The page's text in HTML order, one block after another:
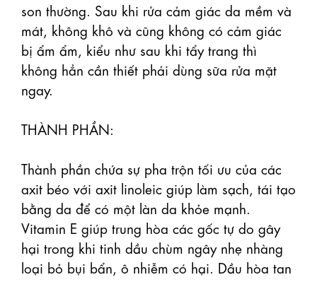
son thường. Sau khi rửa cảm giác da mềm và
mát, không khô và cũng không có cảm giác
bị ẩm ẩm, kiểu như sau khi tẩy trang thì
không hẳn cần thiết phải dùng sữa rửa mặt
ngay.
THÀNH PHẦN:
Thành phần chứa sự pha trộn tối ưu của các
axit béo với axit linoleic giúp làm sạch, tái tạo
bằng da để có một làn da khỏe mạnh.
Vitamin E giúp trung hòa các gốc tự do gây
hại trong khi tinh dầu chùm ngây nhẹ nhàng
loại bỏ bụi bẩn, ô nhiễm có hại. Dầu hòa tan